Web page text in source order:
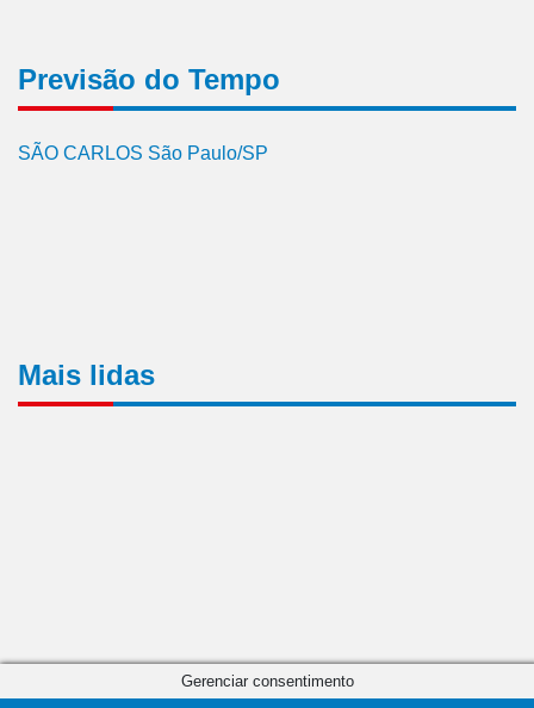
Previsão do Tempo
SÃO CARLOS São Paulo/SP
Mais lidas
Gerenciar consentimento